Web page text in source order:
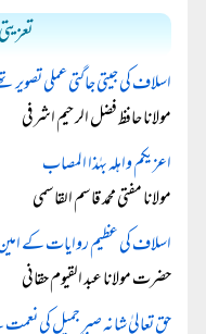
اسلاف کی جیتی جاگتی عملی تصویر
مولانا حافظ فضل الرحیم اشرفی
اعزيكم واهله بهٰذا المصاب
مولانا مفتی محمد قاسم القاسمی
اسلاف کی عظیم روایات کے
حضرت مولانا عبد القیوم حقانی
حق تعالیٰ شانہ صبرِ جمیل کی